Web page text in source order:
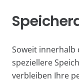
Soweit innerhalb
speziellere
verbleiben Ihre